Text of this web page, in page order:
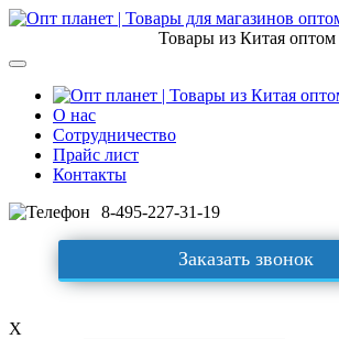
Товары из Китая оптом
О нас
Сотрудничество
Прайс лист
Контакты
8-495-227-31-19
Заказать звонок
X